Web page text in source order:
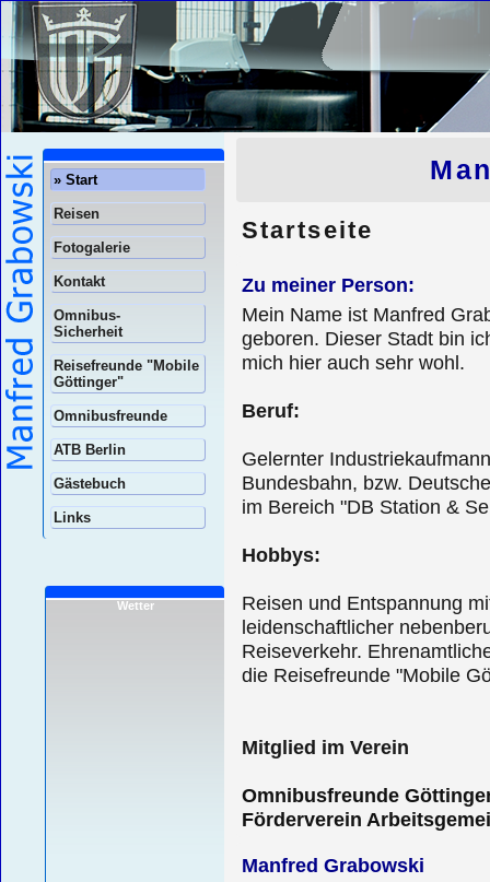
» Start
Reisen
Fotogalerie
Kontakt
Omnibus-
Sicherheit
Reisefreunde "Mobile
Göttinger"
Omnibusfreunde
ATB Berlin
Gästebuch
Links
Wetter
Startseite
Zu meiner Person:
Mein Name ist Manfred
geboren. Dieser Stadt bin
mich hier auch sehr wohl.
Beruf:
Gelernter
Bundesbahn, bzw.
im Bereich "DB Station &
Hobbys:
Reisen und Entspannung
leidenschaftlicher
Reiseverkehr.
die Reisefreunde "Mobile
Mitglied im Verein
Omnibusfreunde
Förderverein
Manfred Grabowski